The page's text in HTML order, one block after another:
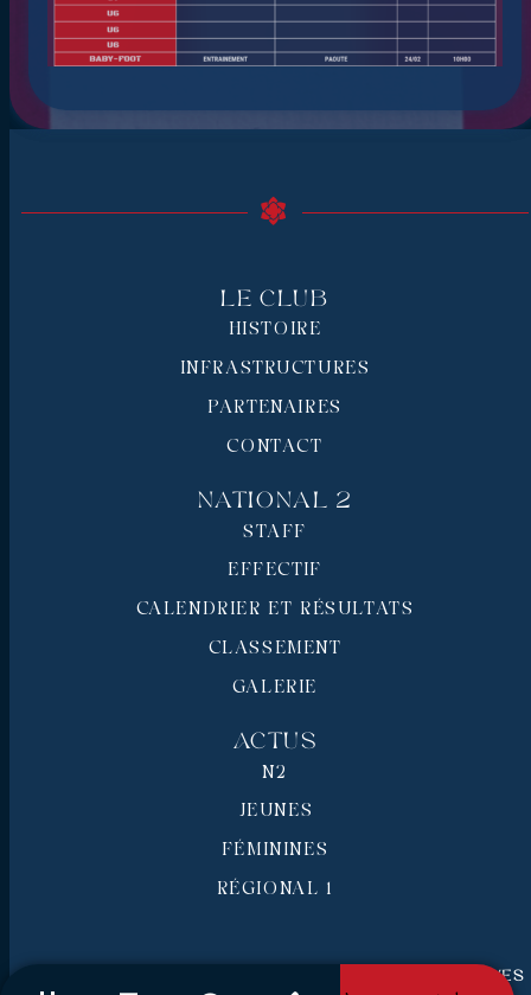
Le Club
HISTOIRE
INFRASTRUCTURES
PARTENAIRES
CONTACT
National 2
STAFF
EFFECTIF
CALENDRIER ET RÉSULTATS
CLASSEMENT
GALERIE
Actus
N2
JEUNES
FÉMININES
RÉGIONAL 1
RC Pays de Grasse © 2026 - Tous droits réservés
Mentions légales